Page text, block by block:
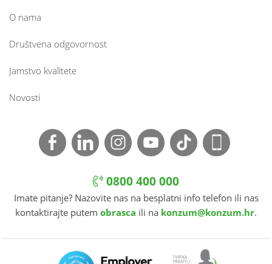
O nama
Društvena odgovornost
Jamstvo kvalitete
Novosti
0800 400 000
Imate pitanje? Nazovite nas na besplatni info telefon ili nas
kontaktirajte putem obrasca ili na konzum@konzum.hr.